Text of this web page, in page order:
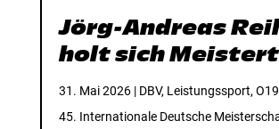
Jörg-Andreas
holt sich
31. Mai 2026| DBV, Leistungssport, O19
45. Internationale Deutsche